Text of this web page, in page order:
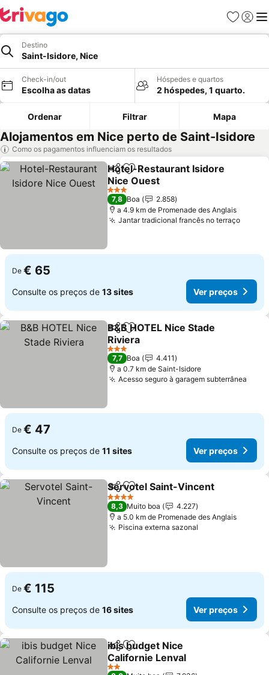
Favoritos
Iniciar
Destino
Saint-Isidore, Nice
Check-in/out
Escolha as datas
Hóspedes e quartos
2 hóspedes, 1 quarto.
Ordenar Filtrar Mapa
Alojamentos em Nice perto de Saint-Isidore
Como os pagamentos influenciam os resultados
PartilharAdicionar aos favoritos
Hotel-Restaurant Isidore
Nice Ouest
Ver preços
3 Estrelas
7,8 Boa
2.858
a 4.9 km de Promenade des Anglais
Jantar tradicional francês no terraçoVer
De € 65
Consulte os preços de 13 sites Ver preços
PartilharAdicionar aos favoritos
B&B HOTEL Nice Stade
Riviera
Ver preços
3 Estrelas
7,7 Boa
4.411
a 0.7 km de Saint-Isidore
Acesso seguro à garagem subterrânea
De € 47
Consulte os preços de 11 sites Ver preços
PartilharAdicionar aos favoritos
Servotel Saint-Vincent
4 Estrelas
8,3 Muito boa
4.227
a 5.0 km de Promenade des Anglais
Piscina externa sazonal
De € 115
Consulte os preços de 16 sites Ver preços
PartilharAdicionar aos favoritos
ibis budget Nice
Californie Lenval
Ver preços
2 Estrelas